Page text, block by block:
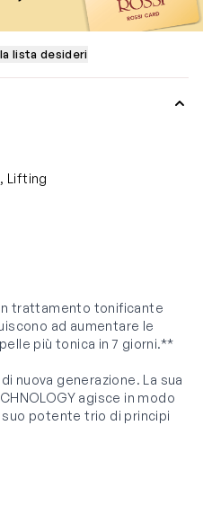
lista desideri
Lifting
trattamento tonificante
ad aumentare le
più tonica in 7 giorni.**
nuova generazione. La sua
agisce in modo
potente trio di principi